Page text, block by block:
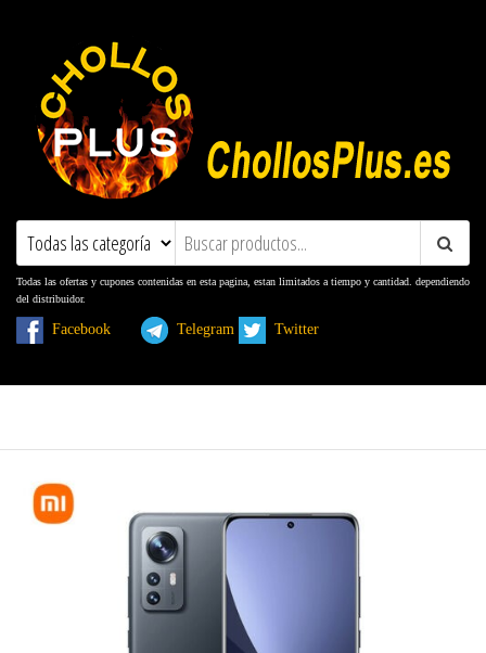
ChollosPlus.es
Ofertas, Promociones, Descuentos y
Todas las ofertas y cupones contenidas en esta pagina, estan limitados a tiempo y cantidad. dependiendo
del distribuidor.
Facebook Telegram Twitter